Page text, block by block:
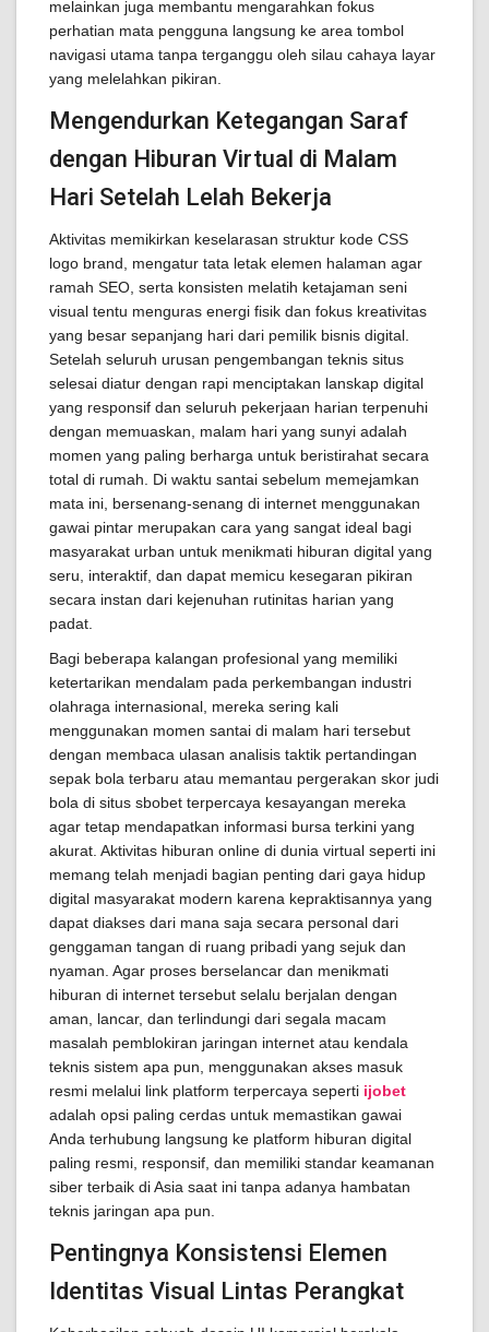
melainkan juga membantu mengarahkan fokus
perhatian mata pengguna langsung ke area tombol
navigasi utama tanpa terganggu oleh silau cahaya layar
yang melelahkan pikiran.
Mengendurkan Ketegangan Saraf
dengan Hiburan Virtual di Malam
Hari Setelah Lelah Bekerja
Aktivitas memikirkan keselarasan struktur kode CSS
logo brand, mengatur tata letak elemen halaman agar
ramah SEO, serta konsisten melatih ketajaman seni
visual tentu menguras energi fisik dan fokus kreativitas
yang besar sepanjang hari dari pemilik bisnis digital.
Setelah seluruh urusan pengembangan teknis situs
selesai diatur dengan rapi menciptakan lanskap digital
yang responsif dan seluruh pekerjaan harian terpenuhi
dengan memuaskan, malam hari yang sunyi adalah
momen yang paling berharga untuk beristirahat secara
total di rumah. Di waktu santai sebelum memejamkan
mata ini, bersenang-senang di internet menggunakan
gawai pintar merupakan cara yang sangat ideal bagi
masyarakat urban untuk menikmati hiburan digital yang
seru, interaktif, dan dapat memicu kesegaran pikiran
secara instan dari kejenuhan rutinitas harian yang
padat.
Bagi beberapa kalangan profesional yang memiliki
ketertarikan mendalam pada perkembangan industri
olahraga internasional, mereka sering kali
menggunakan momen santai di malam hari tersebut
dengan membaca ulasan analisis taktik pertandingan
sepak bola terbaru atau memantau pergerakan skor judi
bola di situs sbobet terpercaya kesayangan mereka
agar tetap mendapatkan informasi bursa terkini yang
akurat. Aktivitas hiburan online di dunia virtual seperti ini
memang telah menjadi bagian penting dari gaya hidup
digital masyarakat modern karena kepraktisannya yang
dapat diakses dari mana saja secara personal dari
genggaman tangan di ruang pribadi yang sejuk dan
nyaman. Agar proses berselancar dan menikmati
hiburan di internet tersebut selalu berjalan dengan
aman, lancar, dan terlindungi dari segala macam
masalah pemblokiran jaringan internet atau kendala
teknis sistem apa pun, menggunakan akses masuk
resmi melalui link platform terpercaya seperti ijobet
adalah opsi paling cerdas untuk memastikan gawai
Anda terhubung langsung ke platform hiburan digital
paling resmi, responsif, dan memiliki standar keamanan
siber terbaik di Asia saat ini tanpa adanya hambatan
teknis jaringan apa pun.
Pentingnya Konsistensi Elemen
Identitas Visual Lintas Perangkat